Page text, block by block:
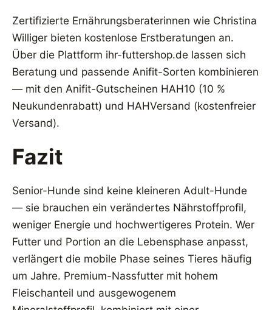
Zertifizierte Ernährungsberaterinnen wie Christina
Williger bieten kostenlose Erstberatungen an.
Über die Plattform ihr-futtershop.de lassen sich
Beratung und passende Anifit-Sorten kombinieren
— mit den Anifit-Gutscheinen HAH10 (10 %
Neukundenrabatt) und HAHVersand (kostenfreier
Versand).
Fazit
Senior-Hunde sind keine kleineren Adult-Hunde
— sie brauchen ein verändertes Nährstoffprofil,
weniger Energie und hochwertigeres Protein. Wer
Futter und Portion an die Lebensphase anpasst,
verlängert die mobile Phase seines Tieres häufig
um Jahre. Premium-Nassfutter mit hohem
Fleischanteil und ausgewogenem